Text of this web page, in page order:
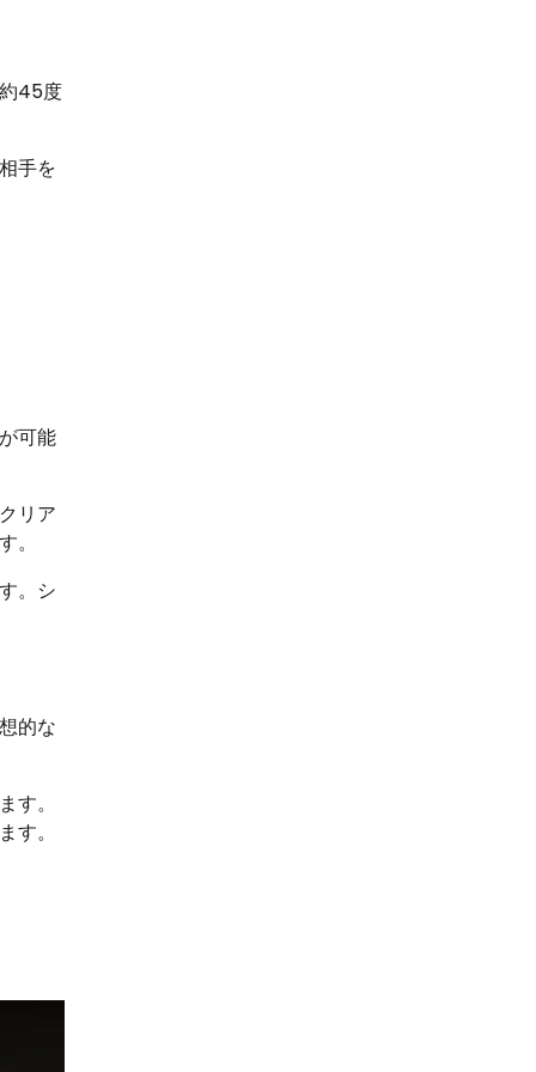
45度
手を
可能
リア
。
。シ
的な
。
。